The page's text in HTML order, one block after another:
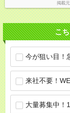
掲載
こ
今が狙い目！
来社不要！
大量募集中！